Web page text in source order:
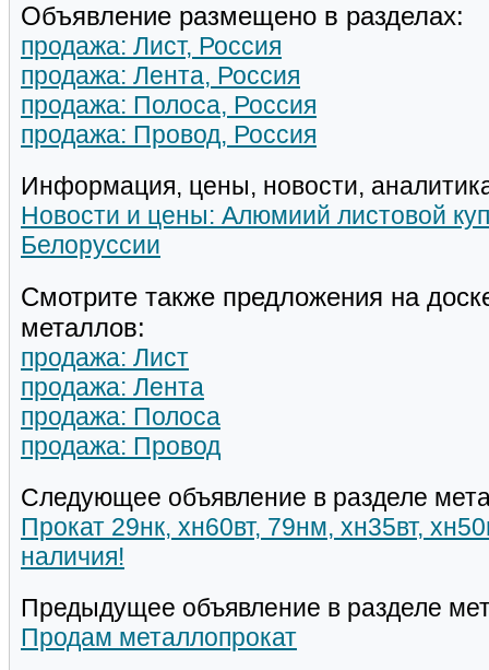
Объявление размещено в разделах:
продажа: Лист, Россия
продажа: Лента, Россия
продажа: Полоса, Россия
продажа: Провод, Россия
Информация, цены, новости,
Новости и цены: Алюмиий листовой
Белоруссии
Смотрите также предложения на
металлов:
продажа: Лист
продажа: Лента
продажа: Полоса
продажа: Провод
Следующее объявление в разделе
Прокат 29нк, хн60вт, 79нм, хн35вт,
наличия!
Предыдущее объявление в разделе
Продам металлопрокат